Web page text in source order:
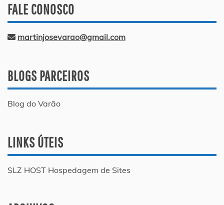
FALE CONOSCO
martinjosevarao@gmail.com
BLOGS PARCEIROS
Blog do Varão
LINKS ÚTEIS
SLZ HOST Hospedagem de Sites